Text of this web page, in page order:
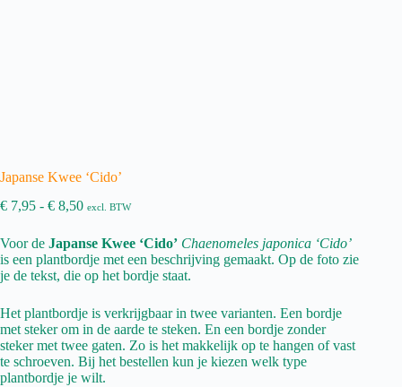
Japanse Kwee ‘Cido’
€ 7,95 - € 8,50Prijsklasse:
€ 8,50
excl. BTW
Voor de Japanse Kwee ‘Cido’ Chaenomeles japonica ‘Cido’
is een plantbordje met een beschrijving gemaakt. Op de foto zie
je de tekst, die op het bordje staat.
Het plantbordje is verkrijgbaar in twee varianten. Een bordje
met steker om in de aarde te steken. En een bordje zonder
steker met twee gaten. Zo is het makkelijk op te hangen of vast
te schroeven. Bij het bestellen kun je kiezen welk type
plantbordje je wilt.